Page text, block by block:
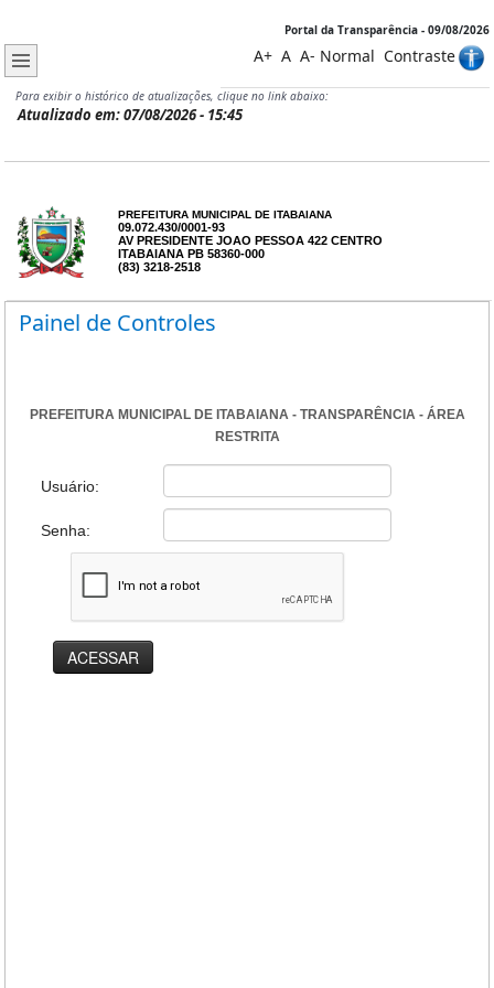
Portal da Transparência - 09/08/2026
A+ A A- Normal Contraste
Para exibir o histórico de atualizações, clique no link abaixo:
Atualizado em: 07/08/2026 - 15:45
PREFEITURA MUNICIPAL DE ITABAIANA
09.072.430/0001-93
AV PRESIDENTE JOAO PESSOA 422 CENTRO
ITABAIANA PB 58360-000
(83) 3218-2518
Painel de Controles